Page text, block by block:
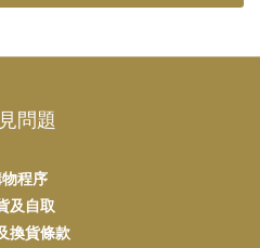
問題
程序
及自取
換貨條款